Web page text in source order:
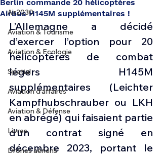
Air2030
Aviation & Tourisme
Aviation & Ecologie
Spatial
Aviation d'affaires
Aviation & Défense
Livres
Drones aériens
Berlin commande 20 hélicoptères
Airbus H145M supplémentaires !
L’Allemagne a décidé
d’exercer l’option pour 20
hélicoptères de combat
légers H145M
supplémentaires (Leichter
Kampfhubschrauber ou LKH
en abrégé) qui faisaient partie
d’un contrat signé en
décembre 2023, portant le